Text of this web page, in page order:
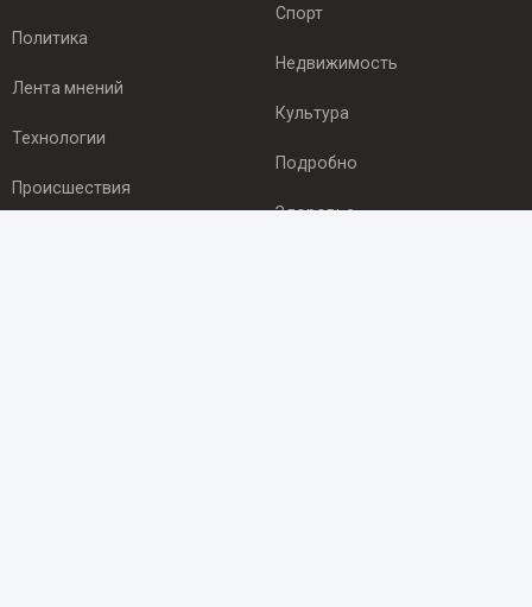
Политика
Лента мнений
Технологии
Происшествия
Спорт
Недвижимость
Культура
Подробно
Здоровье